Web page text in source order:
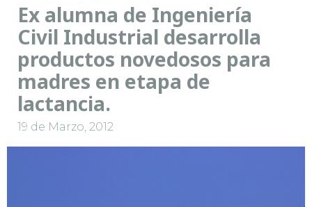
Ex alumna de Ingeniería
Civil Industrial desarrolla
productos novedosos para
madres en etapa de
lactancia.
19 de Marzo, 2012